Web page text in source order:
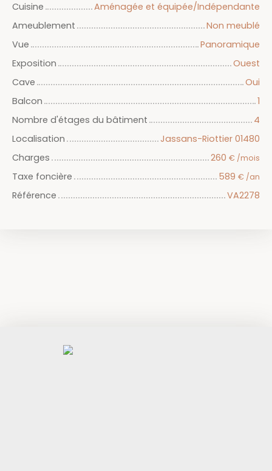
Cuisine
Aménagée et équipée/Indépendante
Ameublement
Non meublé
Vue
Panoramique
Exposition
Ouest
Cave
Oui
Balcon
1
Nombre d'étages du bâtiment
4
Localisation
Jassans-Riottier 01480
Charges
260 € /mois
Taxe foncière 589 € /an
Référence VA2278